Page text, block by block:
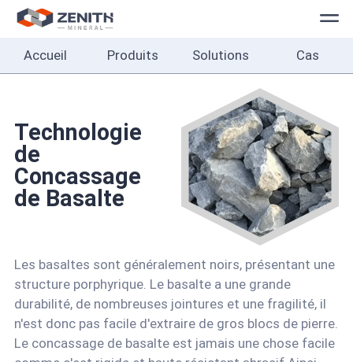
Accueil
Solutions
Cas
À
Contact
Français
Accueil Produits Solutions Cas
Technologie
de
Concassage
de Basalte
Les basaltes sont généralement noirs, présentant une
structure porphyrique. Le basalte a une grande
durabilité, de nombreuses jointures et une fragilité, il
n'est donc pas facile d'extraire de gros blocs de pierre.
Le concassage de basalte est jamais une chose facile